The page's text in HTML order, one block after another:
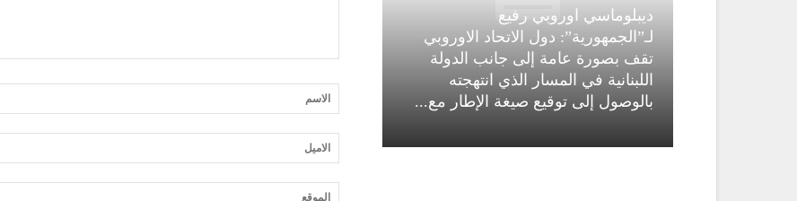
ديبلوماسي اوروبي رفيع
لـ”الجمهورية”: دول الاتحاد الاوروبي
تقف بصورة عامة إلى جانب الدولة
اللبنانية في المسار الذي انتهجته
بالوصول إلى توقيع صيغة الإطار مع...